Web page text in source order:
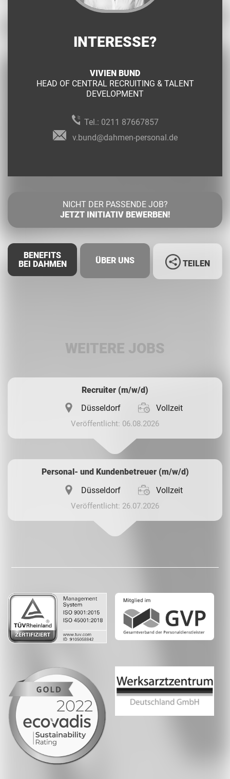
INTERESSE?
VIVIEN BUND
HEAD OF CENTRAL RECRUITING & TALENT
DEVELOPMENT
Tel.: 0211 87667857
v.bund@dahmen-personal.de
NICHT DER PASSENDE JOB?
JETZT INITIATIV BEWERBEN!
BENEFITS
BEI DAHMEN
ÜBER UNS TEILEN
WEITERE JOBS
Recruiter (m/w/d)
Düsseldorf
Vollzeit
Veröffentlicht: 06.08.2026
Personal- und Kundenbetreuer (m/w/d)
Düsseldorf
Vollzeit
Veröffentlicht: 26.07.2026